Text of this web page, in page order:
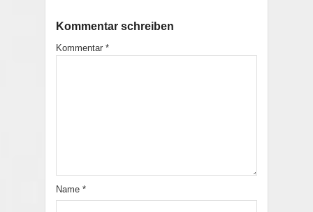
Kommentar schreiben
Kommentar *
Name *